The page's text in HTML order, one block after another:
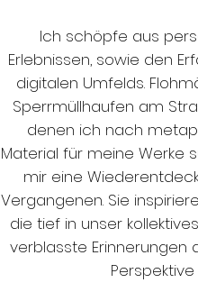
Ich schöpfe aus
Erlebnissen, sowie den
digitalen Umfelds.
Sperrmüllhaufen am
denen ich nach
Material für meine Werke
mir eine
Vergangenen. Sie
die tief in unser
verblasste Erinnerungen